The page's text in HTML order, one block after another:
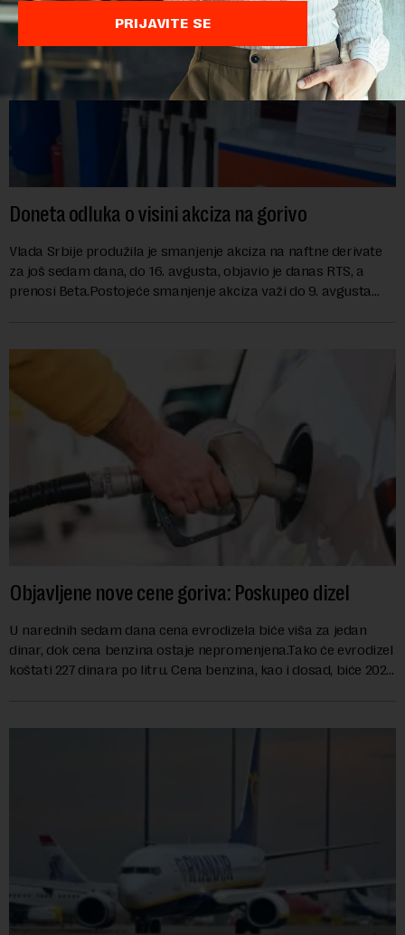
Doneta odluka o visini akciza na gorivo
Vlada Srbije produžila je smanjenje akciza na naftne derivate
za još sedam dana, do 16. avgusta, objavio je danas RTS, a
prenosi Beta.Postojeće smanjenje akciza važi do 9. avgusta
Objavljene nove cene goriva: Poskupeo dizel
U narednih sedam dana cena evrodizela biće viša za jedan
dinar, dok cena benzina ostaje nepromenjena.Tako će evrodizel
koštati 227 dinara po litru. Cena benzina, kao i dosad, biće 202
PRIJAVITE SE